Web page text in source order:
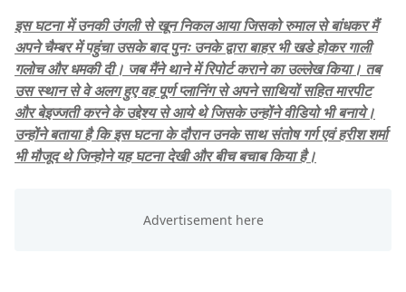
इस घटना में उनकी उंगली से खून निकल आया जिसको रुमाल से बांधकर मैं
अपने चैम्बर में पहुंचा उसके बाद पुनः उनके द्वारा बाहर भी खडे होकर गाली
गलोच और धमकी दी। जब मैंने थाने में रिपोर्ट कराने का उल्लेख किया। तब
उस स्थान से वे अलग हुए वह पूर्ण प्लानिंग से अपने साथियों सहित मारपीट
और बेइज्जती करने के उद्देश्य से आये थे जिसके उन्होंने वीडियो भी बनाये।
उन्होंने बताया है कि इस घटना के दौरान उनके साथ संतोष गर्ग एवं हरीश शर्मा
भी मौजूद थे जिन्होने यह घटना देखी और बीच बचाब किया है।